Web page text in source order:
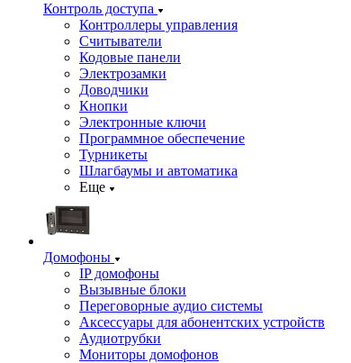
Контроль доступа
Контроллеры управления
Считыватели
Кодовые панели
Электрозамки
Доводчики
Кнопки
Электронные ключи
Программное обеспечение
Турникеты
Шлагбаумы и автоматика
Еще
Домофоны
IP домофоны
Вызывные блоки
Переговорные аудио системы
Аксессуары для абонентских устройств
Аудиотрубки
Мониторы домофонов